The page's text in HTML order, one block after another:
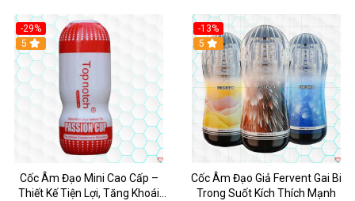
-29%
5
Cốc Âm Đạo Mini Cao Cấp –
Thiết Kế Tiện Lợi, Tăng Khoái
-13%
Hot
5
Cốc Âm Đạo Giả Fervent Gai Bi
Trong Suốt Kích Thích Mạnh